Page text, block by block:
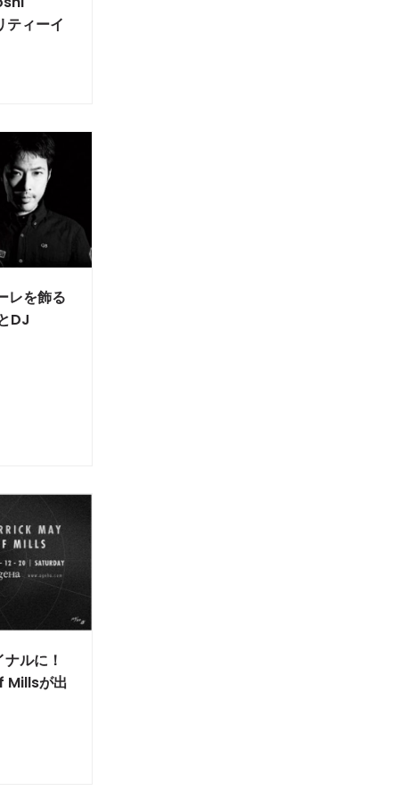
ィーイ
レを飾る
DJ
ルに！
が出